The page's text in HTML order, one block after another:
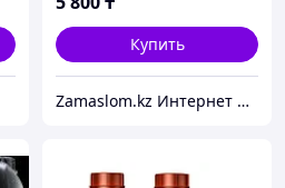
Купить
Zamaslom.kz Интернет магазин.